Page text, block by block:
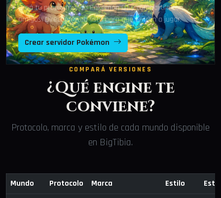
Creá tu propio mundo Pokémon OT y compartilo con
amigos. Dirección web lista para que entren a jugar.
Crear servidor Pokémon
COMPARÁ VERSIONES
¿Qué engine te
conviene?
Protocolo, marca y estilo de cada mundo disponible
en BigTibia.
Mundo Protocolo Marca Estilo